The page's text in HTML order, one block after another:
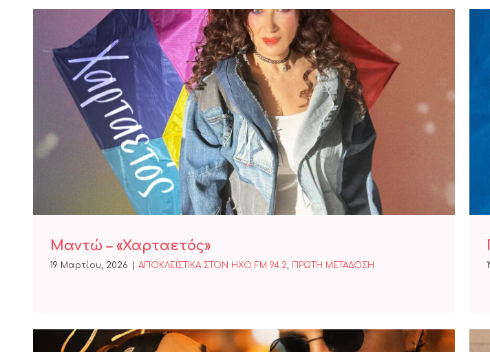
Μαντώ – «Χαρταετός»
Μαντώ – «Χαρταετός»
19 Μαρτίου, 2026 ΑΠΟΚΛΕΙΣΤΙΚΑ ΣΤΟΝ ΗΧΟ FM 94.2, ΠΡΩΤΗ ΜΕΤΑΔΟΣΗ